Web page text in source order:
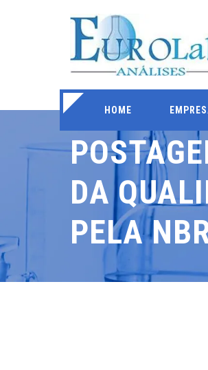
HOME
DA
PELA